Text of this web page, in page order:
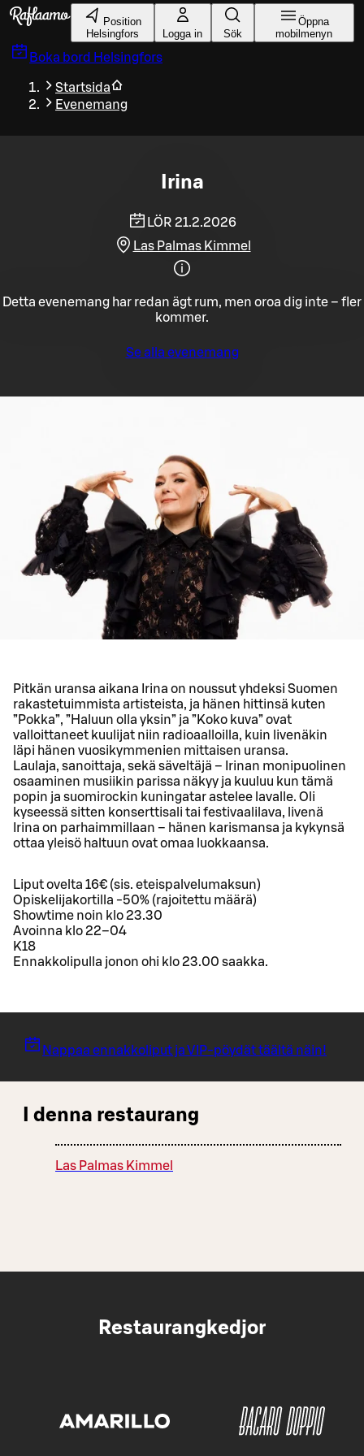
Gå till huvudinnehållet
Position
Helsingfors
Logga in Sök
Öppna
mobilmenyn
Boka bord Helsingfors
Startsida
Evenemang
Irina
LÖR 21.2.2026
Las Palmas Kimmel
Detta evenemang har redan ägt rum, men oroa dig inte – fler
kommer.
Se alla evenemang
Pitkän uransa aikana Irina on noussut yhdeksi Suomen
rakastetuimmista artisteista, ja hänen hittinsä kuten
”Pokka”, ”Haluun olla yksin” ja ”Koko kuva” ovat
valloittaneet kuulijat niin radioaalloilla, kuin livenäkin
läpi hänen vuosikymmenien mittaisen uransa.
Laulaja, sanoittaja, sekä säveltäjä – Irinan monipuolinen
osaaminen musiikin parissa näkyy ja kuuluu kun tämä
popin ja suomirockin kuningatar astelee lavalle. Oli
kyseessä sitten konserttisali tai festivaalilava, livenä
Irina on parhaimmillaan – hänen karismansa ja kykynsä
ottaa yleisö haltuun ovat omaa luokkaansa.
Liput ovelta 16€ (sis. eteispalvelumaksun)
Opiskelijakortilla -50% (rajoitettu määrä)
Showtime noin klo 23.30
Avoinna klo 22–04
K18
Ennakkolipulla jonon ohi klo 23.00 saakka.
Nappaa ennakkoliput ja VIP-pöydät täältä näin!
I denna restaurang
Las Palmas Kimmel
Restaurangkedjor